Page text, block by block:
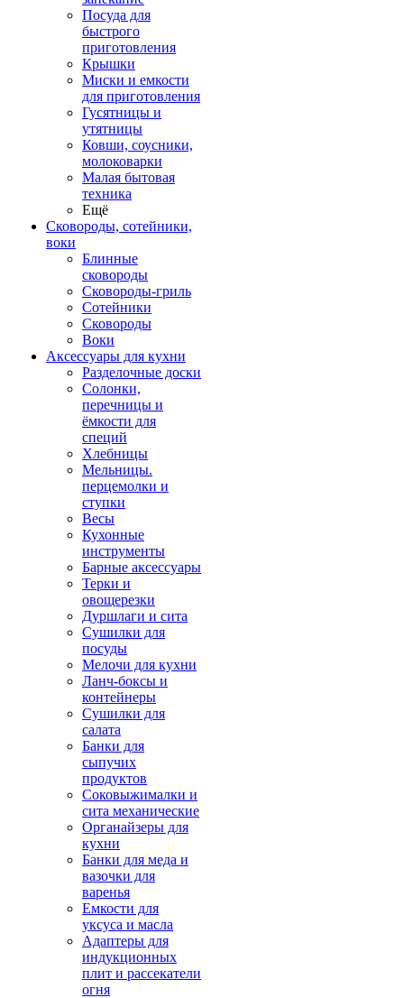
Посуда для
быстрого
приготовления
Крышки
Миски и емкости
для приготовления
Гусятницы и
утятницы
Ковши, соусники,
молоковарки
Малая бытовая
техника
Ещё
Сковороды, сотейники,
воки
Блинные
сковороды
Сковороды-гриль
Сотейники
Сковороды
Воки
Аксессуары для кухни
Разделочные доски
Солонки,
перечницы и
ёмкости для
специй
Хлебницы
Мельницы.
перцемолки и
ступки
Весы
Кухонные
инструменты
Барные аксессуары
Терки и
овощерезки
Дуршлаги и сита
Сушилки для
посуды
Мелочи для кухни
Ланч-боксы и
контейнеры
Сушилки для
салата
Банки для
сыпучих
продуктов
Соковыжималки и
сита механические
Органайзеры для
кухни
Банки для меда и
вазочки для
варенья
Емкости для
уксуса и масла
Адаптеры для
индукционных
плит и рассекатели
огня